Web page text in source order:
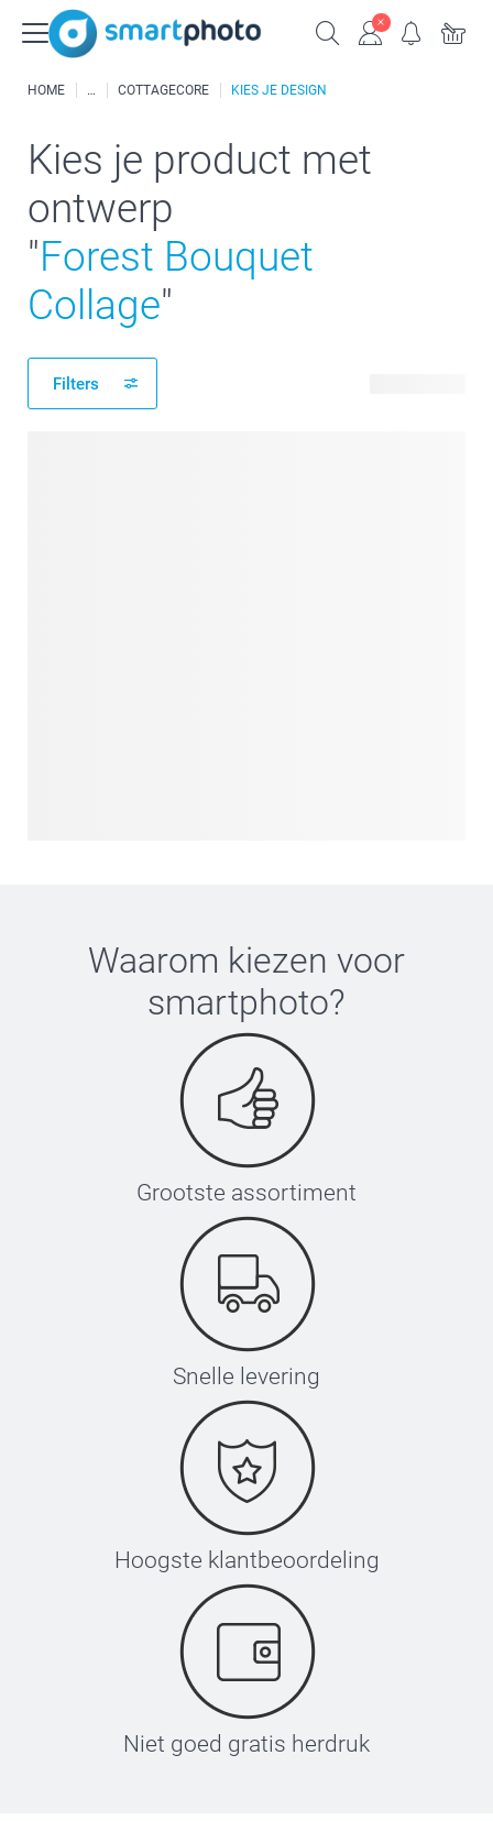
HOME COTTAGECORE KIES JE DESIGN
Kies je product met
ontwerp
"Forest Bouquet
Collage"
Filters
Waarom kiezen voor
smartphoto?
Grootste assortiment
Snelle levering
Hoogste klantbeoordeling
Niet goed gratis herdruk